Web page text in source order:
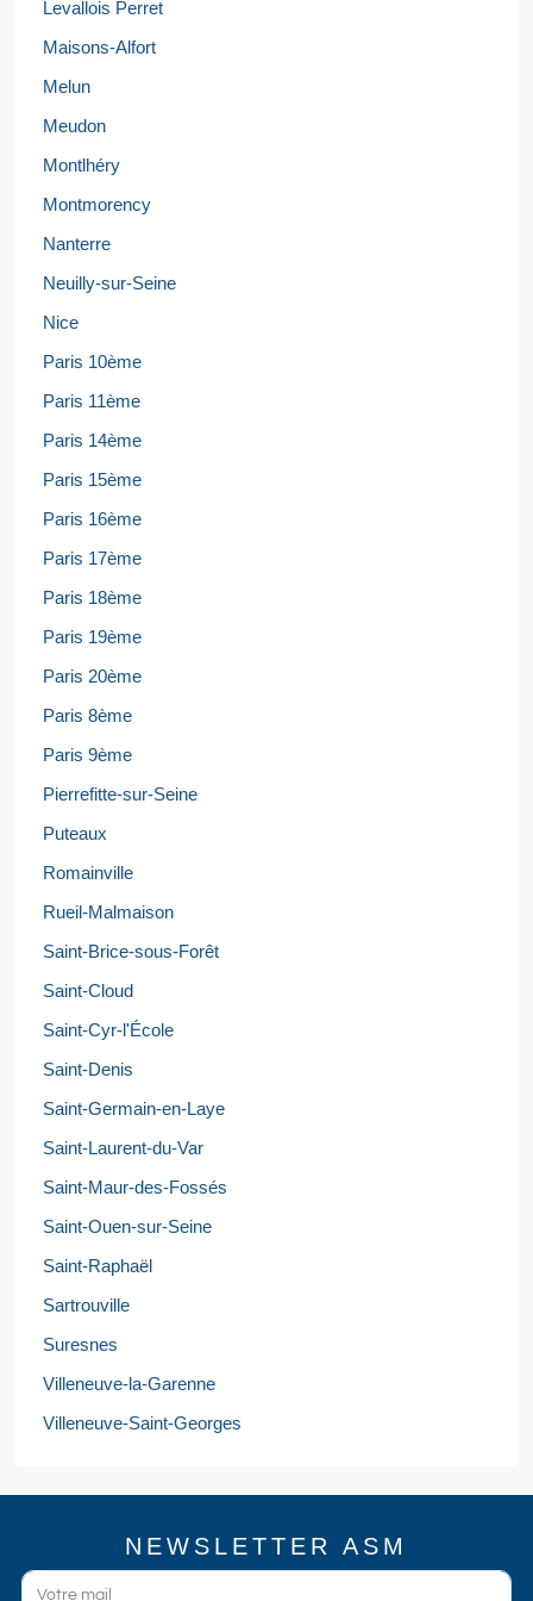
Levallois Perret
Maisons-Alfort
Melun
Meudon
Montlhéry
Montmorency
Nanterre
Neuilly-sur-Seine
Nice
Paris 10ème
Paris 11ème
Paris 14ème
Paris 15ème
Paris 16ème
Paris 17ème
Paris 18ème
Paris 19ème
Paris 20ème
Paris 8ème
Paris 9ème
Pierrefitte-sur-Seine
Puteaux
Romainville
Rueil-Malmaison
Saint-Brice-sous-Forêt
Saint-Cloud
Saint-Cyr-l'École
Saint-Denis
Saint-Germain-en-Laye
Saint-Laurent-du-Var
Saint-Maur-des-Fossés
Saint-Ouen-sur-Seine
Saint-Raphaël
Sartrouville
Suresnes
Villeneuve-la-Garenne
Villeneuve-Saint-Georges
NEWSLETTER ASM